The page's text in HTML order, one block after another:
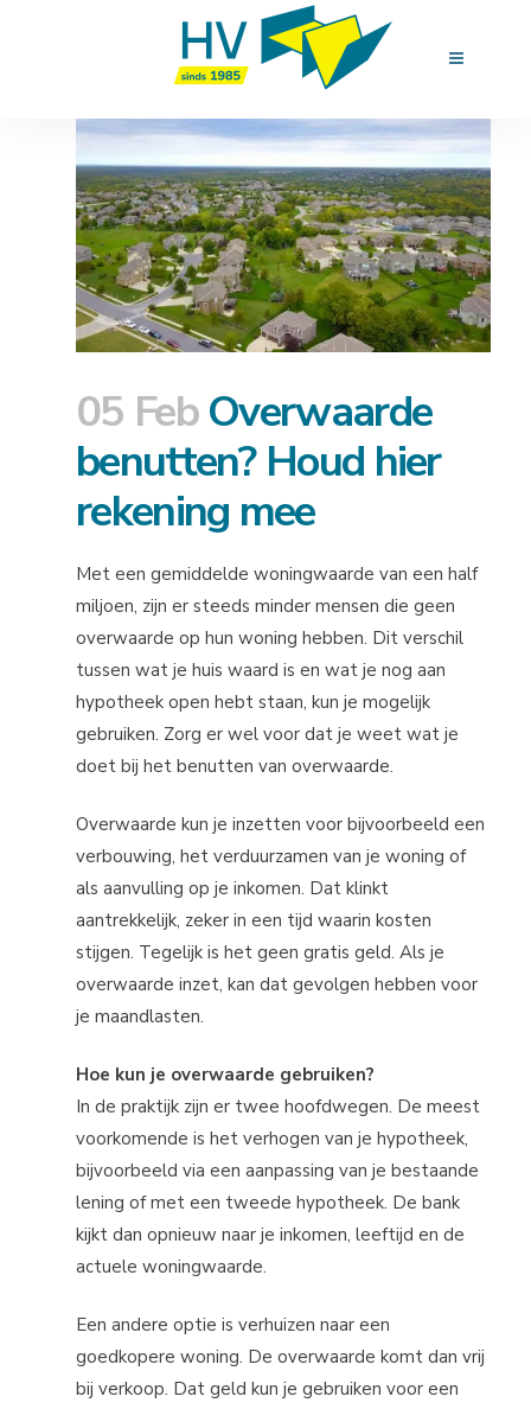
05 FebOverwaarde
benutten? Houd hier
rekening mee
Met een gemiddelde woningwaarde van een half
miljoen, zijn er steeds minder mensen die geen
overwaarde op hun woning hebben. Dit verschil
tussen wat je huis waard is en wat je nog aan
hypotheek open hebt staan, kun je mogelijk
gebruiken. Zorg er wel voor dat je weet wat je
doet bij het benutten van overwaarde.
Overwaarde kun je inzetten voor bijvoorbeeld een
verbouwing, het verduurzamen van je woning of
als aanvulling op je inkomen. Dat klinkt
aantrekkelijk, zeker in een tijd waarin kosten
stijgen. Tegelijk is het geen gratis geld. Als je
overwaarde inzet, kan dat gevolgen hebben voor
je maandlasten.
Hoe kun je overwaarde gebruiken?
In de praktijk zijn er twee hoofdwegen. De meest
voorkomende is het verhogen van je hypotheek,
bijvoorbeeld via een aanpassing van je bestaande
lening of met een tweede hypotheek. De bank
kijkt dan opnieuw naar je inkomen, leeftijd en de
actuele woningwaarde.
Een andere optie is verhuizen naar een
goedkopere woning. De overwaarde komt dan vrij
bij verkoop. Dat geld kun je gebruiken voor een